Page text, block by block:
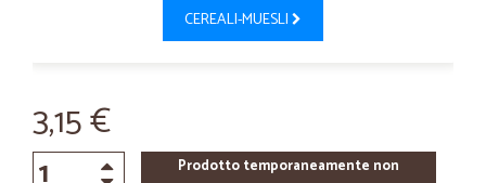
CEREALI-MUESLI
3,15 €
Prodotto temporaneamente non